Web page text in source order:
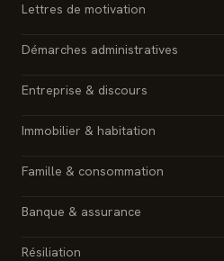
Lettres de motivation
Démarches administratives
Entreprise & discours
Immobilier & habitation
Famille & consommation
Banque & assurance
Résiliation